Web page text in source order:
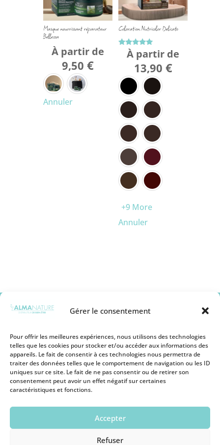
Gérer le consentement
Pour offrir les meilleures expériences, nous utilisons des technologies
telles que les cookies pour stocker et/ou accéder aux informations des
appareils. Le fait de consentir à ces technologies nous permettra de
traiter des données telles que le comportement de navigation ou les ID
uniques sur ce site. Le fait de ne pas consentir ou de retirer son
consentement peut avoir un effet négatif sur certaines
caractéristiques et fonctions.
Accepter
Refuser
Masque nourrissant réparateur
Bellezza
À partir de
9,50€
Annuler
Coloration Nutricolor Delicato
Note
5.00
sur 5
À partir de
13,90 €
+9 More
Annuler
Mentions légales
Conditions générales de vente
Politique de remboursement
Politique de Protection des Cookies
Personnelles
Conditions d’utilisation
Devenir revendeur